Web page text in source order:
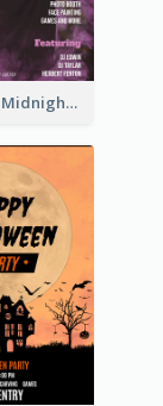
Halloween Midnight Party Poster